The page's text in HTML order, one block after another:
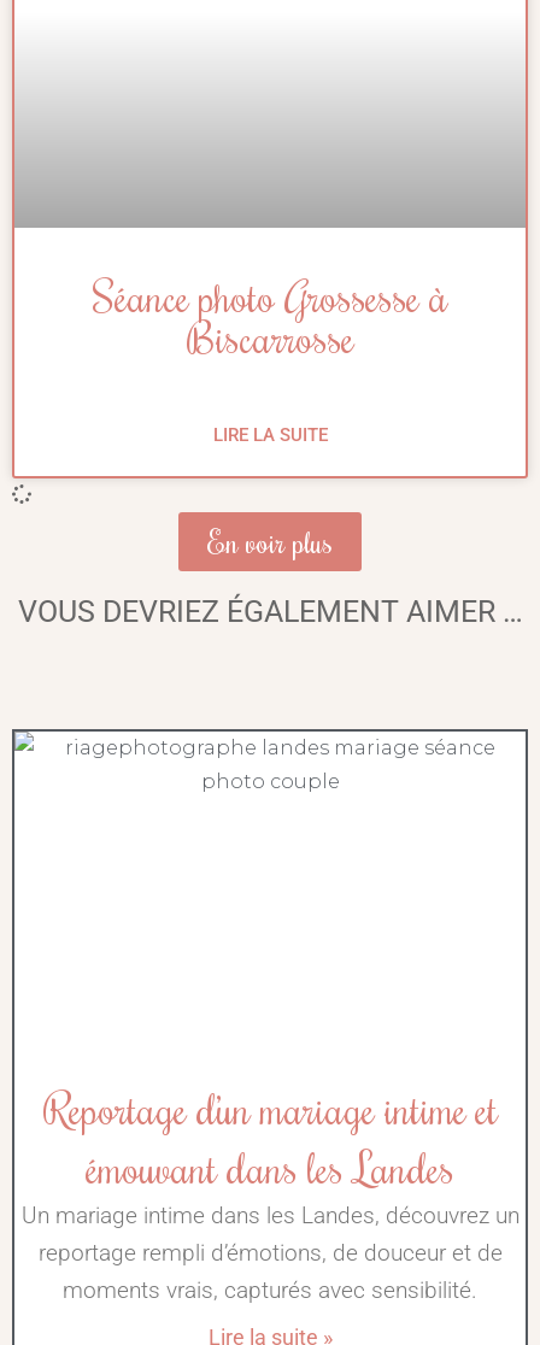
Séance photo Grossesse à
Biscarrosse
LIRE LA SUITE
En voir plus
VOUS DEVRIEZ ÉGALEMENT AIMER …
Reportage d’un mariage intime et
émouvant dans les Landes
Un mariage intime dans les Landes, découvrez un
reportage rempli d’émotions, de douceur et de
moments vrais, capturés avec sensibilité.
Lire la suite »